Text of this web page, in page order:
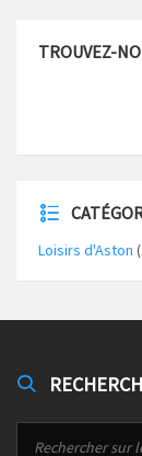
TROUVEZ-
Loisirs d'Aston